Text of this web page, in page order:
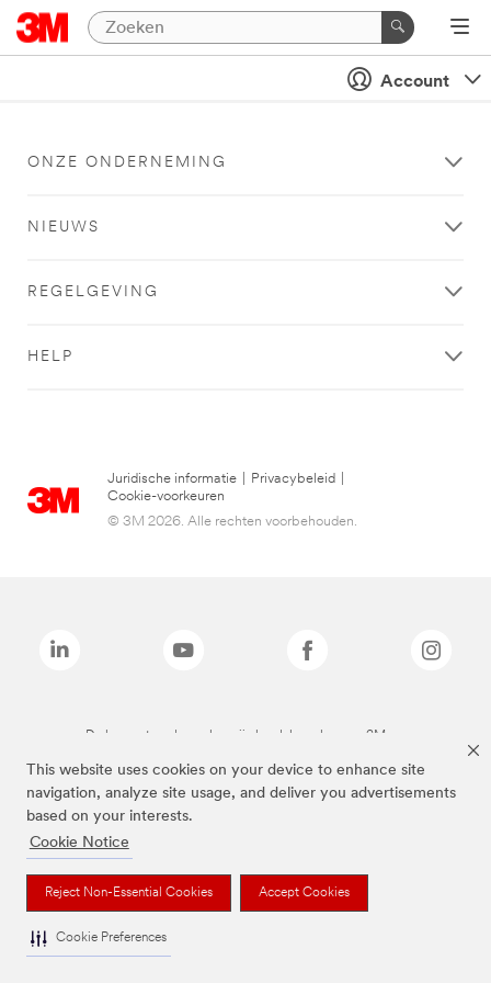
This website uses cookies on your device to enhance site
navigation, analyze site usage, and deliver you advertisements
based on your interests.
Cookie Notice
Reject Non-Essential Cookies Accept Cookies
Cookie Preferences
Account
ONZE ONDERNEMING
NIEUWS
REGELGEVING
HELP
Juridische informatie Privacybeleid
Cookie-voorkeuren
© 3M 2026. Alle rechten voorbehouden.
De bovenstaande merken zijn handelsmerken van 3M.we